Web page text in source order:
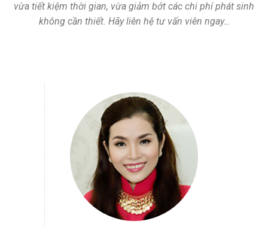
vừa tiết kiệm thời gian, vừa giảm bớt các chi phí phát sinh
không cần thiết. Hãy liên hệ tư vấn viên ngay…